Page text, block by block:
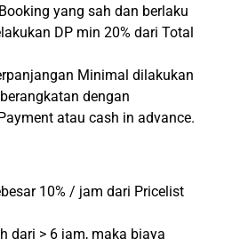
yang sah dan berlaku
DP min 20% dari Total
Minimal dilakukan
dengan
atau cash in advance.
10% / jam dari Pricelist
dari > 6 jam, maka biaya